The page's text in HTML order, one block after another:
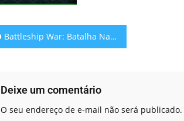
Battleship War: Batalha Naval!
Deixe um comentário
O seu endereço de e-mail não será publicado.